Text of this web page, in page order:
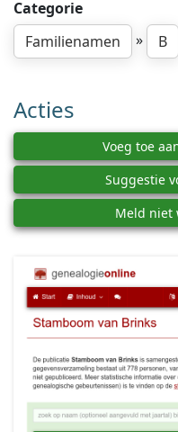
Categorie
Familienamen
» B
Acties
Voeg toe
Suggestie
Meld niet